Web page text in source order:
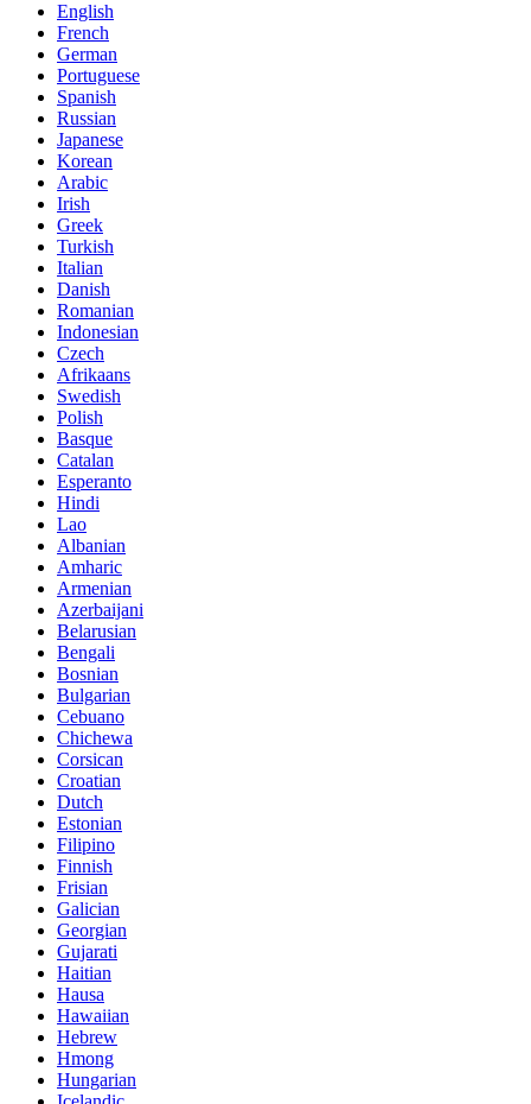
English
French
German
Portuguese
Spanish
Russian
Japanese
Korean
Arabic
Irish
Greek
Turkish
Italian
Danish
Romanian
Indonesian
Czech
Afrikaans
Swedish
Polish
Basque
Catalan
Esperanto
Hindi
Lao
Albanian
Amharic
Armenian
Azerbaijani
Belarusian
Bengali
Bosnian
Bulgarian
Cebuano
Chichewa
Corsican
Croatian
Dutch
Estonian
Filipino
Finnish
Frisian
Galician
Georgian
Gujarati
Haitian
Hausa
Hawaiian
Hebrew
Hmong
Hungarian